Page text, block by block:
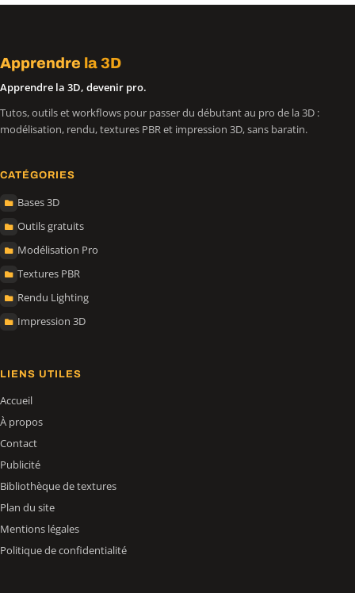
Apprendre la 3D
Apprendre la 3D, devenir pro.
Tutos, outils et workflows pour passer du débutant au pro de la 3D :
modélisation, rendu, textures PBR et impression 3D, sans baratin.
CATÉGORIES
Bases 3D
Outils gratuits
Modélisation Pro
Textures PBR
Rendu Lighting
Impression 3D
LIENS UTILES
Accueil
À propos
Contact
Publicité
Bibliothèque de textures
Plan du site
Mentions légales
Politique de confidentialité